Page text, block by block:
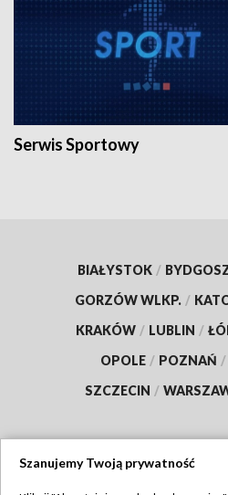
Serwis Sportowy
BIAŁYSTOK /
GORZÓW WLKP. /
KRAKÓW / LUBLIN /
OPOLE / POZNAŃ /
SZCZECIN /
Szanujemy Twoją prywatność